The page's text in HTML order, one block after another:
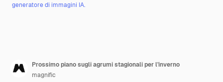
generatore di immagini IA.
Prossimo piano sugli agrumi stagionali per l'inverno
magnific